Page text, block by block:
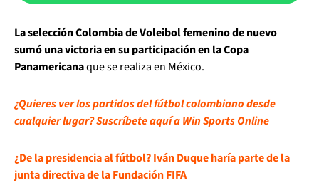
La selección Colombia de Voleibol femenino de nuevo
sumó una victoria en su participación en la Copa
Panamericanaque se realiza en México.
¿Quieres ver los partidos del fútbol colombiano desde
cualquier lugar? Suscríbete aquí a Win Sports Online
¿De la presidencia al fútbol? Iván Duque haría parte de la
junta directiva de la Fundación FIFA